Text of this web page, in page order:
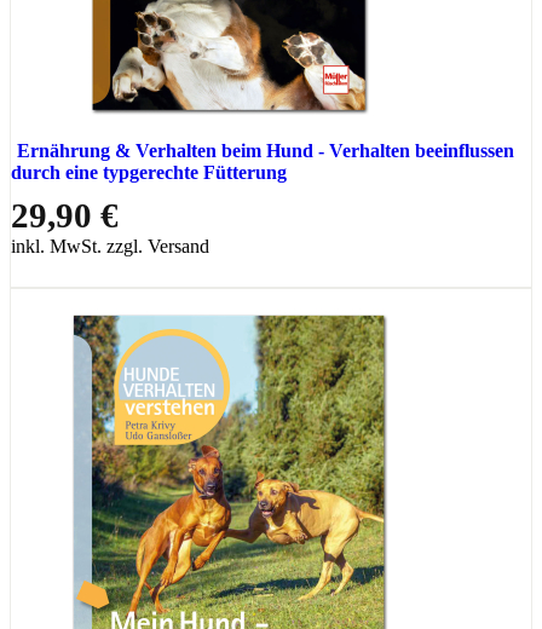
Ernährung & Verhalten beim Hund - Verhalten beeinflussen
durch eine typgerechte Fütterung
29,90 €
inkl. MwSt. zzgl. Versand